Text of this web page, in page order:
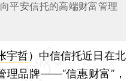
平安信托的高端财富管理
宇哲） 中信信托近日在北
理品牌——“信惠财富”，